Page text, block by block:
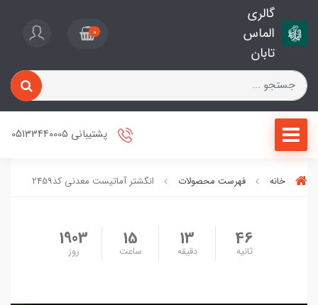
گالری
الماس
تابان
0
پشتیبانی 05133440005
خانه فهرست محصولات انگشتر آماتیست معدنی کد2459
1903
روز
15
ساعت
13
دقیقه
45
ثانیه